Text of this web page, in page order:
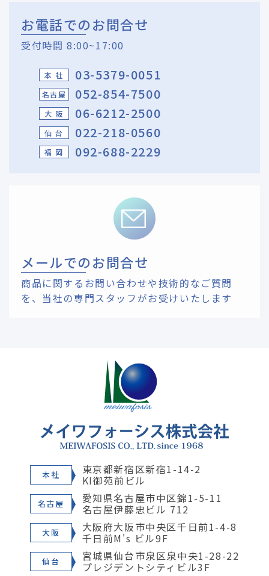
お電話でのお問合せ
受付時間 8:00~17:00
本 社 03-5379-0051
名古屋 052-854-7500
大 阪 06-6212-2500
仙 台 022-218-0560
福 岡 092-688-2229
メールでのお問合せ
商品に関するお問い合わせや技術的なご質問
を、 当社の専門スタッフがお受けいたします
本社 東京都新宿区新宿1-14-2
KI御苑前ビル
名古屋 愛知県名古屋市中区錦1-5-11
名古屋伊藤忠ビル 712
大阪 大阪府大阪市中央区千日前1-4-8
千日前M's ビル9F
仙台 宮城県仙台市泉区泉中央1-28-22
プレジデントシティビル3F